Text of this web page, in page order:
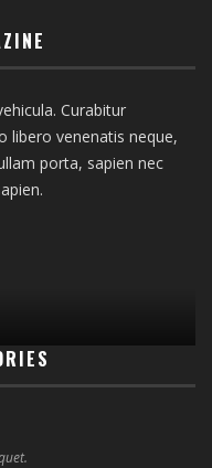
Curabitur
libero venenatis neque,
porta, sapien nec